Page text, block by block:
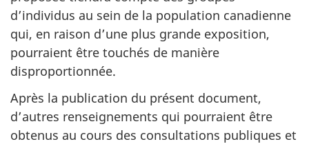
d’individus au sein de la population canadienne
qui, en raison d’une plus grande exposition,
pourraient être touchés de manière
disproportionnée.
Après la publication du présent document,
d’autres renseignements qui pourraient être
obtenus au cours des consultations publiques et